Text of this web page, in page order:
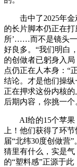
击中了2025年金
的长片脚本仍正在打
所’……而不是镜头
好良多。“我们明白
的创做者已躬身入
点仍正在人本身：“
结论。才是他们操
正在押求这份内核
后期内容，你挑一个
AI给的15个苹果
上！他们获得了环
届“北纬30度创做营
猜里有什么，实是
的“塑料感”正源于